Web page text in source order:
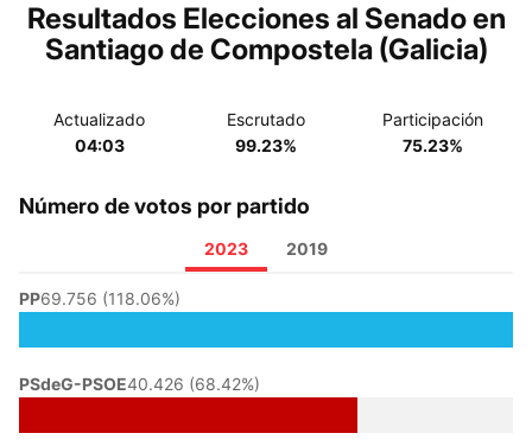
Resultados Elecciones al Senado en
Santiago de Compostela (Galicia)
Actualizado
04:03
Escrutado
99.23%
Participación
75.23%
Número de votos por partido
2023 2019
PP69.756 (118.06%)
PSdeG-PSOE40.426 (68.42%)